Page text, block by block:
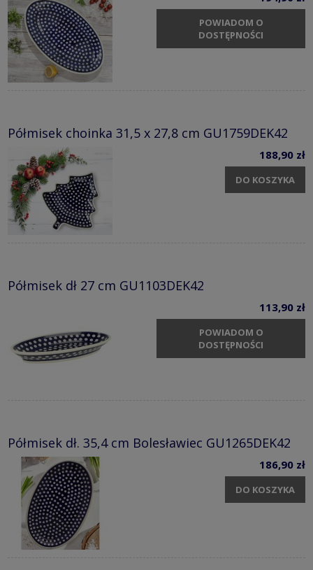
POWIADOM O
DOSTĘPNOŚCI
Półmisek choinka 31,5 x 27,8 cm GU1759DEK42
188,90 zł
DO KOSZYKA
Półmisek dł 27 cm GU1103DEK42
113,90 zł
POWIADOM O
DOSTĘPNOŚCI
Półmisek dł. 35,4 cm Bolesławiec GU1265DEK42
186,90 zł
DO KOSZYKA